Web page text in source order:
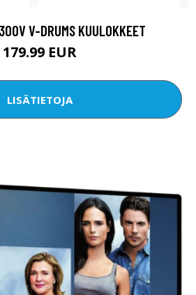
V-DRUMS KUULOKKEET
179.99 EUR
LISÄTIETOJA